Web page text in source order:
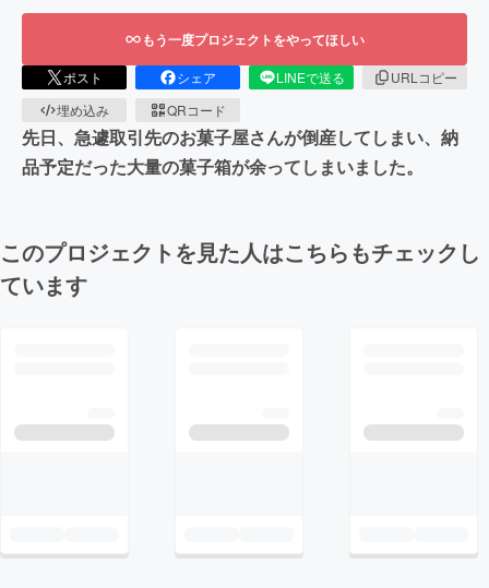
もう一度プロジェクトをやってほしい
ポスト シェア LINEで送る
URLコピー
埋め込み
QRコード
先日、急遽取引先のお菓子屋さんが倒産してしまい、納
品予定だった大量の菓子箱が余ってしまいました。
このプロジェクトを見た人はこちらもチェックし
ています